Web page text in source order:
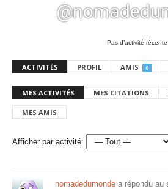
Pas d’activité récente
ACTIVITÉS PROFIL AMIS 0
MES ACTIVITÉS MES CITATIONS
MES AMIS
Afficher par activité:
nomadedumonde a répondu au